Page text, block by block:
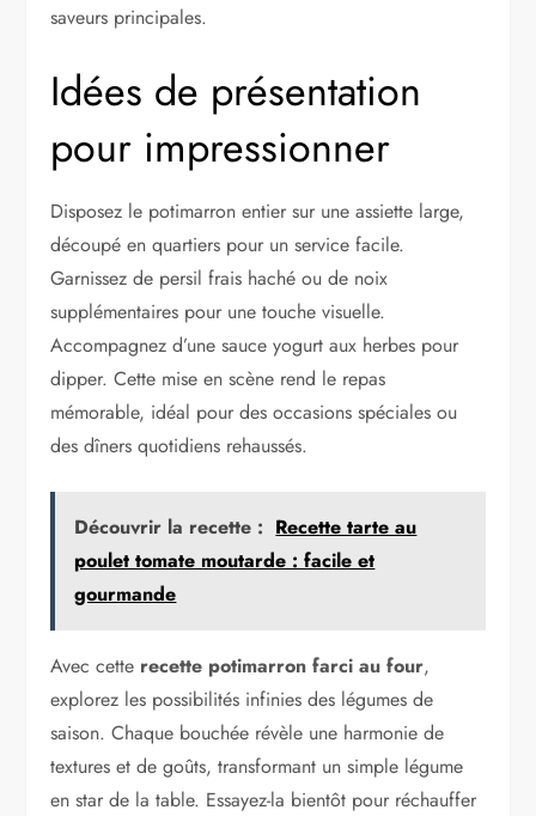
saveurs principales.
Idées de présentation
pour impressionner
Disposez le potimarron entier sur une assiette large,
découpé en quartiers pour un service facile.
Garnissez de persil frais haché ou de noix
supplémentaires pour une touche visuelle.
Accompagnez d’une sauce yogurt aux herbes pour
dipper. Cette mise en scène rend le repas
mémorable, idéal pour des occasions spéciales ou
des dîners quotidiens rehaussés.
Découvrir la recette : Recette tarte au
poulet tomate moutarde : facile et
gourmande
Avec cette recette potimarron farci au four,
explorez les possibilités infinies des légumes de
saison. Chaque bouchée révèle une harmonie de
textures et de goûts, transformant un simple légume
en star de la table. Essayez-la bientôt pour réchauffer